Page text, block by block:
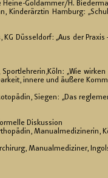
Hei­ne-Gold­am­mer/H.
Kin­der­ärz­tin Ham­burg:
Düs­sel­dorf: „Aus der
„Wie
in­ne­re und äu­ße­re
Sie­gen: „Das
Dis­kus­si­on
Ma­nu­al­me­di­zi­ne­rin,
Ma­nu­al­me­di­zi­ner,